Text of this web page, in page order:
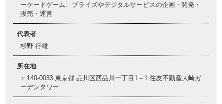
ーケードゲーム、プライズやデジタルサービスの企画・開発・
販売・運営
代表者
杉野 行雄
所在地
〒140-0033 東京都 品川区西品川一丁目1－1 住友不動産大崎ガ
ーデンタワー